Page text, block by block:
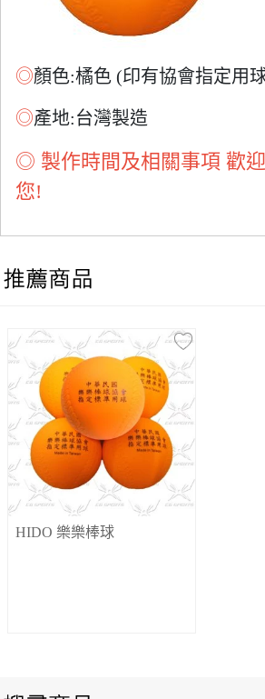
◎顏色:橘色 (印有協會指定用
◎產地:台灣製造
◎ 製作時間及相關事項 歡
您!
HIDO 樂樂棒球